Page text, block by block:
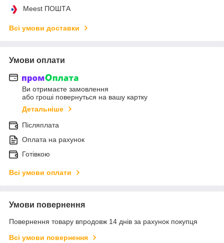
Meest ПОШТА
Всі умови доставки
Умови оплати
Ви отримаєте замовлення
або гроші повернуться на вашу картку
Детальніше
Післяплата
Оплата на рахунок
Готівкою
Всі умови оплати
Умови повернення
Повернення товару впродовж 14 днів за рахунок покупця
Всі умови повернення